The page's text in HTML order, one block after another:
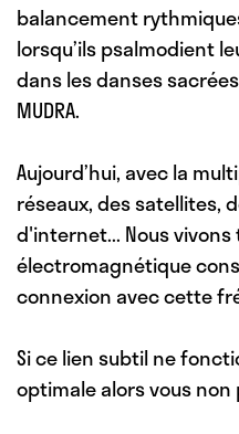
balancement
lorsqu’ils psalmodient
dans les danses
MUDRA.
Aujourd’hui, avec la
réseaux, des satellites,
d'internet... Nous
électromagnétique
connexion avec cette
Si ce lien subtil ne
optimale alors vous non